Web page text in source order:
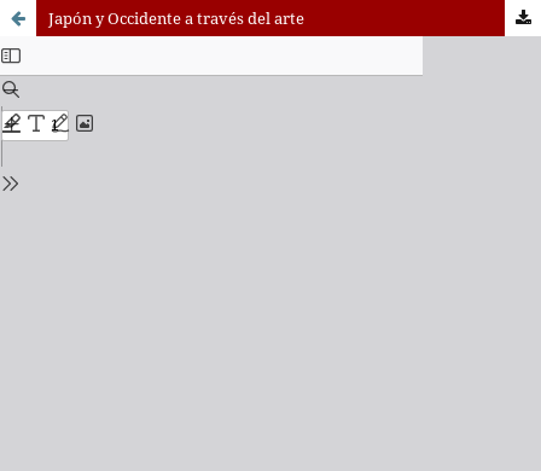
Japón y Occidente a través del arte